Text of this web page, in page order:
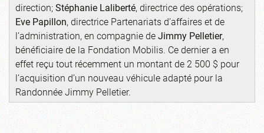
direction;Stéphanie Laliberté, directrice des opérations;
Eve Papillon, directrice Partenariats d’affaires et de
l’administration, en compagnie deJimmy Pelletier,
bénéficiaire de la Fondation Mobilis. Ce dernier a en
effet reçu tout récemment un montant de 2 500 $ pour
l’acquisition d’un nouveau véhicule adapté pour la
Randonnée Jimmy Pelletier.